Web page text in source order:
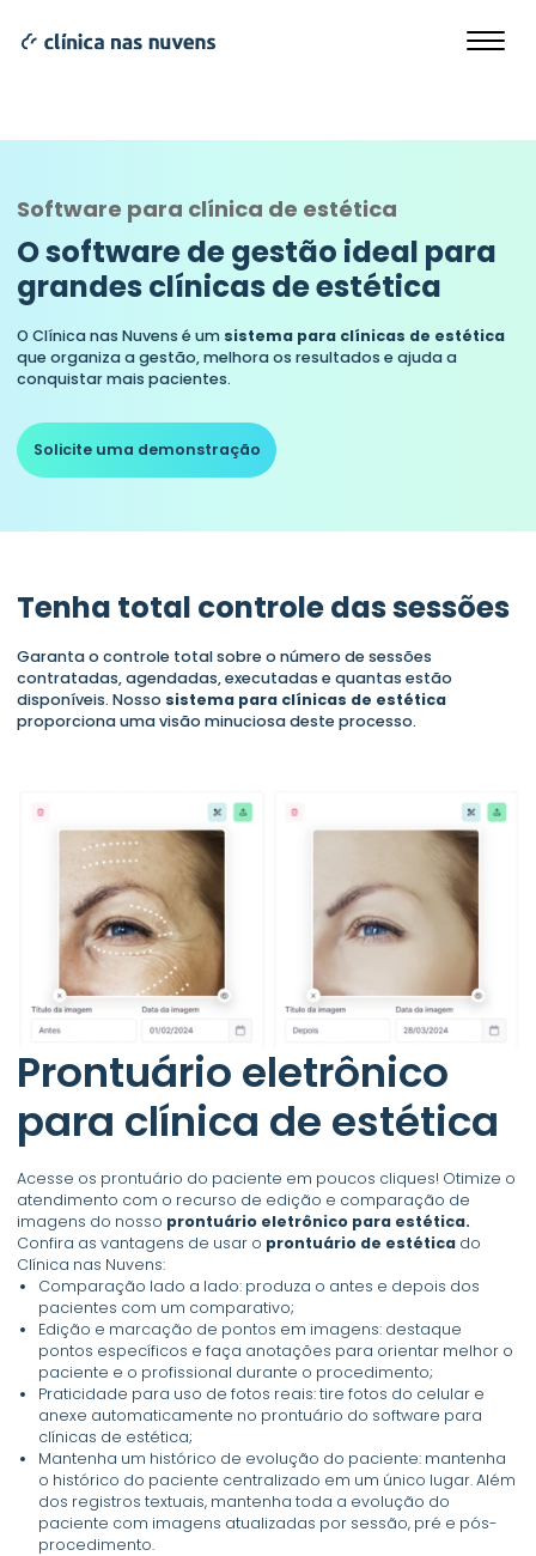
Software para clínica de estética
O software de gestão ideal para
grandes clínicas de estética
O Clínica nas Nuvens é um sistema para clínicas de estética
que organiza a gestão, melhora os resultados e ajuda a
conquistar mais pacientes.
Solicite uma demonstração
Tenha total controle das sessões
Garanta o controle total sobre o número de sessões
contratadas, agendadas, executadas e quantas estão
disponíveis. Nosso sistema para clínicas de estética
proporciona uma visão minuciosa deste processo.
Prontuário eletrônico
para clínica de estética
Acesse os prontuário do paciente em poucos cliques! Otimize o
atendimento com o recurso de edição e comparação de
imagens do nosso prontuário eletrônico para estética.
Confira as vantagens de usar o prontuário de estética do
Clínica nas Nuvens:
Comparação lado a lado: produza o antes e depois dos
pacientes com um comparativo;
Edição e marcação de pontos em imagens: destaque
pontos específicos e faça anotações para orientar melhor o
paciente e o profissional durante o procedimento;
Praticidade para uso de fotos reais: tire fotos do celular e
anexe automaticamente no prontuário do software para
clínicas de estética;
Mantenha um histórico de evolução do paciente: mantenha
o histórico do paciente centralizado em um único lugar. Além
dos registros textuais, mantenha toda a evolução do
paciente com imagens atualizadas por sessão, pré e pós-
procedimento.